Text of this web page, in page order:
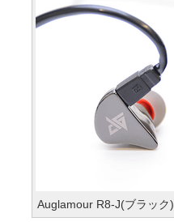
Auglamour R8-J(ブラック)